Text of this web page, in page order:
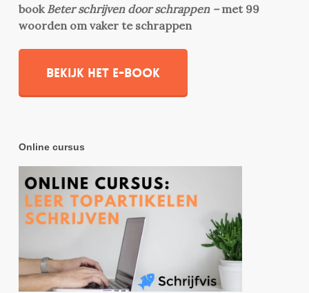
book Beter schrijven door schrappen –met 99
woorden om vaker te schrappen
Bekijk het e-book
Online cursus